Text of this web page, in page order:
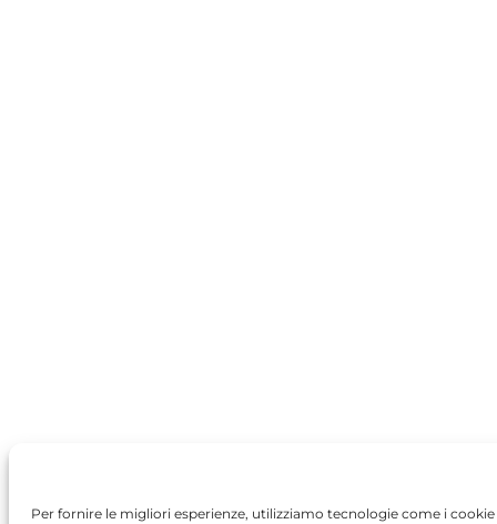
Per fornire le migliori esperienze, utilizziamo tecnologie come i